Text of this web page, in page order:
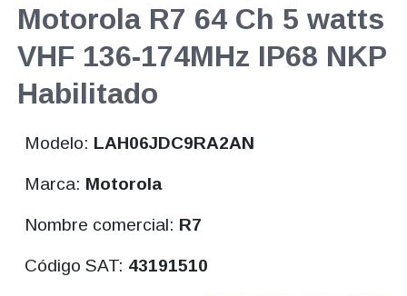
Motorola R7 64 Ch 5 watts
VHF 136-174MHz IP68 NKP
Habilitado
Modelo: LAH06JDC9RA2AN
Marca: Motorola
Nombre comercial: R7
Código SAT: 43191510